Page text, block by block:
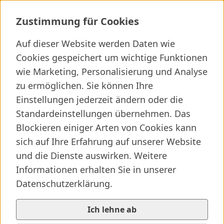
Zustimmung für Cookies
Auf dieser Website werden Daten wie
Cookies gespeichert um wichtige Funktionen
wie Marketing, Personalisierung und Analyse
zu ermöglichen. Sie können Ihre
Einstellungen jederzeit ändern oder die
Standardeinstellungen übernehmen. Das
Blockieren einiger Arten von Cookies kann
sich auf Ihre Erfahrung auf unserer Website
und die Dienste auswirken. Weitere
Informationen erhalten Sie in unserer
Datenschutzerklärung.
Ich lehne ab
Ich suche ...
Wichtige Links
Kliniken finden